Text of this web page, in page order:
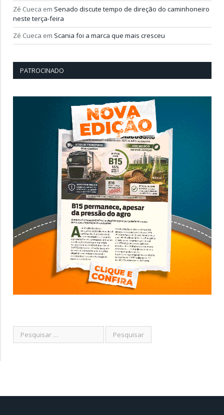
Zé Cueca em Senado discute tempo de direção do caminhoneiro
neste terça-feira
Zé Cueca em Scania foi a marca que mais cresceu
PATROCINADO